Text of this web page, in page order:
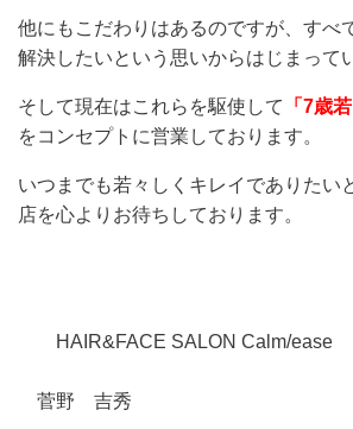
他にもこだわりはあるのですが、すべ
解決したいという思いからはじまって
そして現在はこれらを駆使して
「7歳
をコンセプトに営業しております。
いつまでも若々しくキレイでありたい
店を心よりお待ちしております。
HAIR&FACE SALON
菅野 吉秀